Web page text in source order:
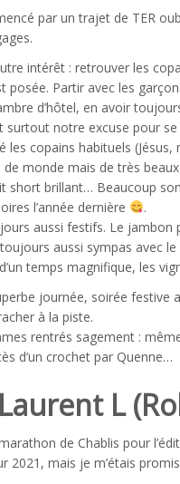
par un trajet de TER
intérêt : retrouver les
posée. Partir avec les
d’hôtel, en avoir
surtout notre excuse pour
les copains habituels
de monde mais de très
short brillant… Beaucoup
l’année dernière
.
aussi festifs. Le jambon
aussi sympas avec
temps magnifique, les
journée, soirée festive
à la piste.
rentrés sagement :
d’un crochet par Quenne…
L
de Chablis pour
2021, mais je m’étais